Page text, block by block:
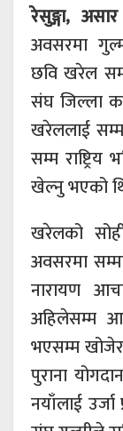
रेसुङ्गा,
अवसरमा
छवि खरेल
संघ जिल्ला
खरेललाई
सम्म
खेल्नु भएको
खरेलको
अवसरमा
नारायण
अहिलेसम्म
भएसम्म
पुराना
नयाँलाई